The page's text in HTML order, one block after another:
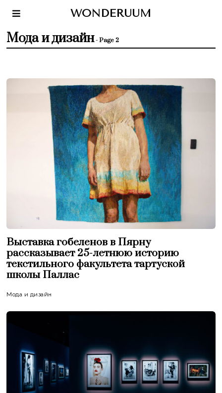
WONDERUUM
Мода и дизайн- Page 2
Выставка гобеленов в Пярну
рассказывает 25-летнюю историю
текстильного факультета тартуской
школы Паллас
Мода и дизайн